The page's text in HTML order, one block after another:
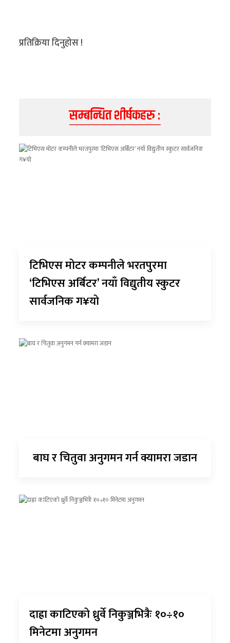
प्रतिक्रिया दिनुहोस !
सम्बन्धित शीर्षकहरु :
टिभिएस मोटर कम्पनीले भरतपुरमा
‘टिभिएस अर्बिटर’ नयाँ विद्युतीय स्कुटर
सार्वजनिक ग¥यो
बाघ र चितुवा अनुगमन गर्न क्यामरा जडान
दाह्रा काटिएको ध्रुर्वे निकुञ्जभित्रैः १०÷१०
मिनेटमा अनुगमन